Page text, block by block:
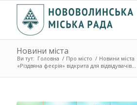
Новини міста
Ви тут: Головна / Про місто / Новини міста
«Різдвяна феєрія» відкрита для відвідувачів...